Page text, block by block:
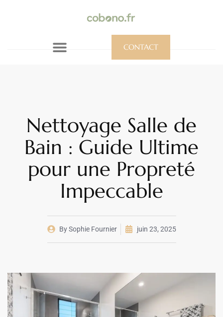
CONTACT
Nettoyage Salle de
Bain : Guide Ultime
pour une Propreté
Impeccable
BySophie Fournier juin 23, 2025